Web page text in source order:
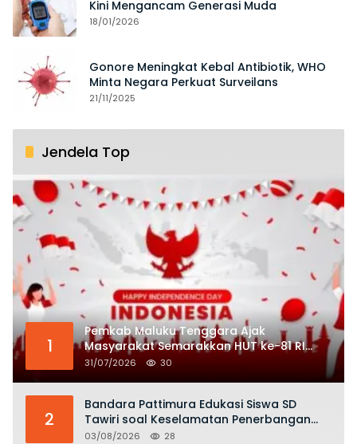
Kini Mengancam Generasi Muda
18/01/2026
Gonore Meningkat Kebal Antibiotik, WHO
Minta Negara Perkuat Surveilans
21/11/2025
Jendela Top
1
Pemkab Maluku Tenggara Ajak
Masyarakat Semarakkan HUT ke-81 RI
dengan Semangat Nasionalisme
31/07/2026 30
2
Bandara Pattimura Edukasi Siswa SD
Tawiri soal Keselamatan Penerbangan
dan Bahaya Bermain Layang-layang di
03/08/2026 28